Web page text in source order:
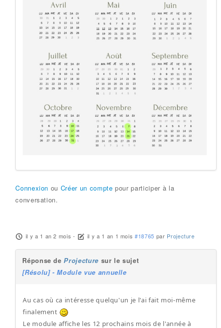
Connexion ou Créer un compte pour participer à la
conversation.
il y a 1 an 2 mois - il y a 1 an 1 mois #18765 par Projecture
Réponse deProjecture sur le sujet
[Résolu] - Module vue annuelle
Au cas où ca intéresse quelqu'un je l'ai fait moi-même
finalement
Le module affiche les 12 prochains mois de l'année à